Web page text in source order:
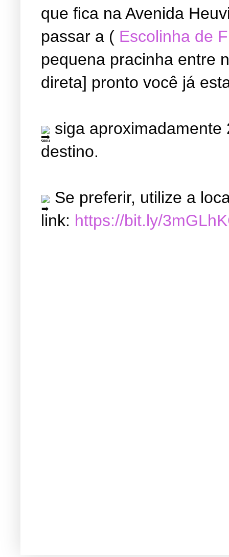
que fica na Avenida
passar a ( Escolinha de
pequena pracinha entre
direta] pronto você já
siga
destino.
Se preferir, utilize a
link: https://bit.ly/